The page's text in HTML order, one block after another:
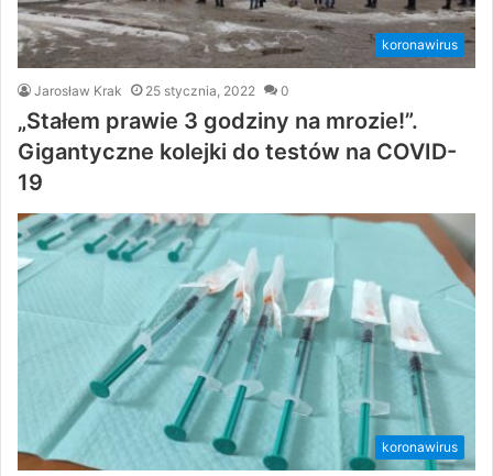
koronawirus
Jarosław Krak 25 stycznia, 2022 0
„Stałem prawie 3 godziny na mrozie!”.
Gigantyczne kolejki do testów na COVID-
19
koronawirus